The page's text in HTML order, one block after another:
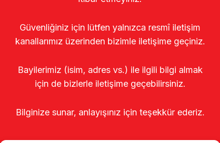
Güvenliğiniz için lütfen yalnızca resmî iletişim
kanallarımız üzerinden bizimle iletişime geçiniz.
Bayilerimiz (isim, adres vs.) ile ilgili bilgi almak
için de bizlerle iletişime geçebilirsiniz.
Bilginize sunar, anlayışınız için teşekkür ederiz.